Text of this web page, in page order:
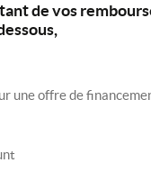
de vos
une offre de